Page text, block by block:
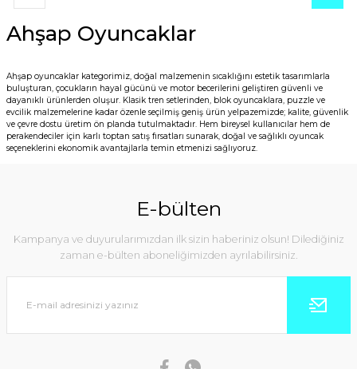
Ahşap Oyuncaklar
Ahşap oyuncaklar kategorimiz, doğal malzemenin sıcaklığını estetik tasarımlarla
buluşturan, çocukların hayal gücünü ve motor becerilerini geliştiren güvenli ve
dayanıklı ürünlerden oluşur. Klasik tren setlerinden, blok oyuncaklara, puzzle ve
evcilik malzemelerine kadar özenle seçilmiş geniş ürün yelpazemizde; kalite, güvenlik
ve çevre dostu üretim ön planda tutulmaktadır. Hem bireysel kullanıcılar hem de
perakendeciler için karlı toptan satış fırsatları sunarak, doğal ve sağlıklı oyuncak
seçeneklerini ekonomik avantajlarla temin etmenizi sağlıyoruz.
E-bülten
Kampanya ve duyurularımızdan ilk sizin haberiniz olsun! Dilediğiniz
zaman e-bülten aboneliğimizden ayrılabilirsiniz.